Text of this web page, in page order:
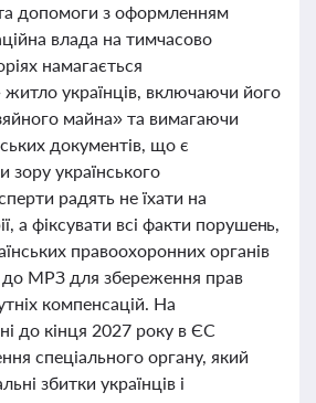
допомоги з оформленням
влада на тимчасово
намагається
житло українців, включаючи його
майна» та вимагаючи
документів, що є
зору українського
радять не їхати на
а фіксувати всі факти порушень,
правоохоронних органів
до МРЗ для збереження прав
компенсацій. На
до кінця 2027 року в ЄС
спеціального органу, який
збитки українців і